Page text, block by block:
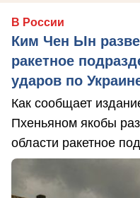
В России
Ким Чен Ын
ракетное
ударов по
Как сообщает
Пхеньяном якобы
области ракетное